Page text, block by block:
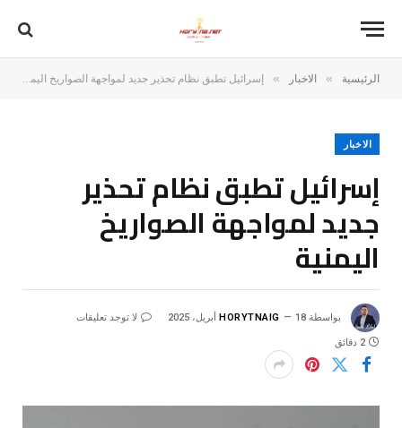
الرئيسية » الاخبار » إسرائيل تطبق نظام تحذير جديد لمواجهة الصواريخ اليمنية
الاخبار
إسرائيل تطبق نظام تحذير
جديد لمواجهة الصواريخ
اليمنية
بواسطة HORYTNAIG 18 أبريل، 2025 لا توجد تعليقات
2 دقائق